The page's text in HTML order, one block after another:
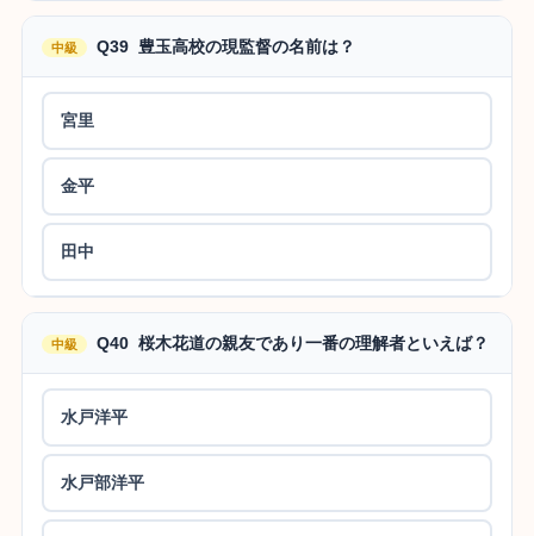
中級 Q39 豊玉高校の現監督の名前は？
宮里
金平
田中
中級 Q40 桜木花道の親友であり一番の理解者といえば？
水戸洋平
水戸部洋平